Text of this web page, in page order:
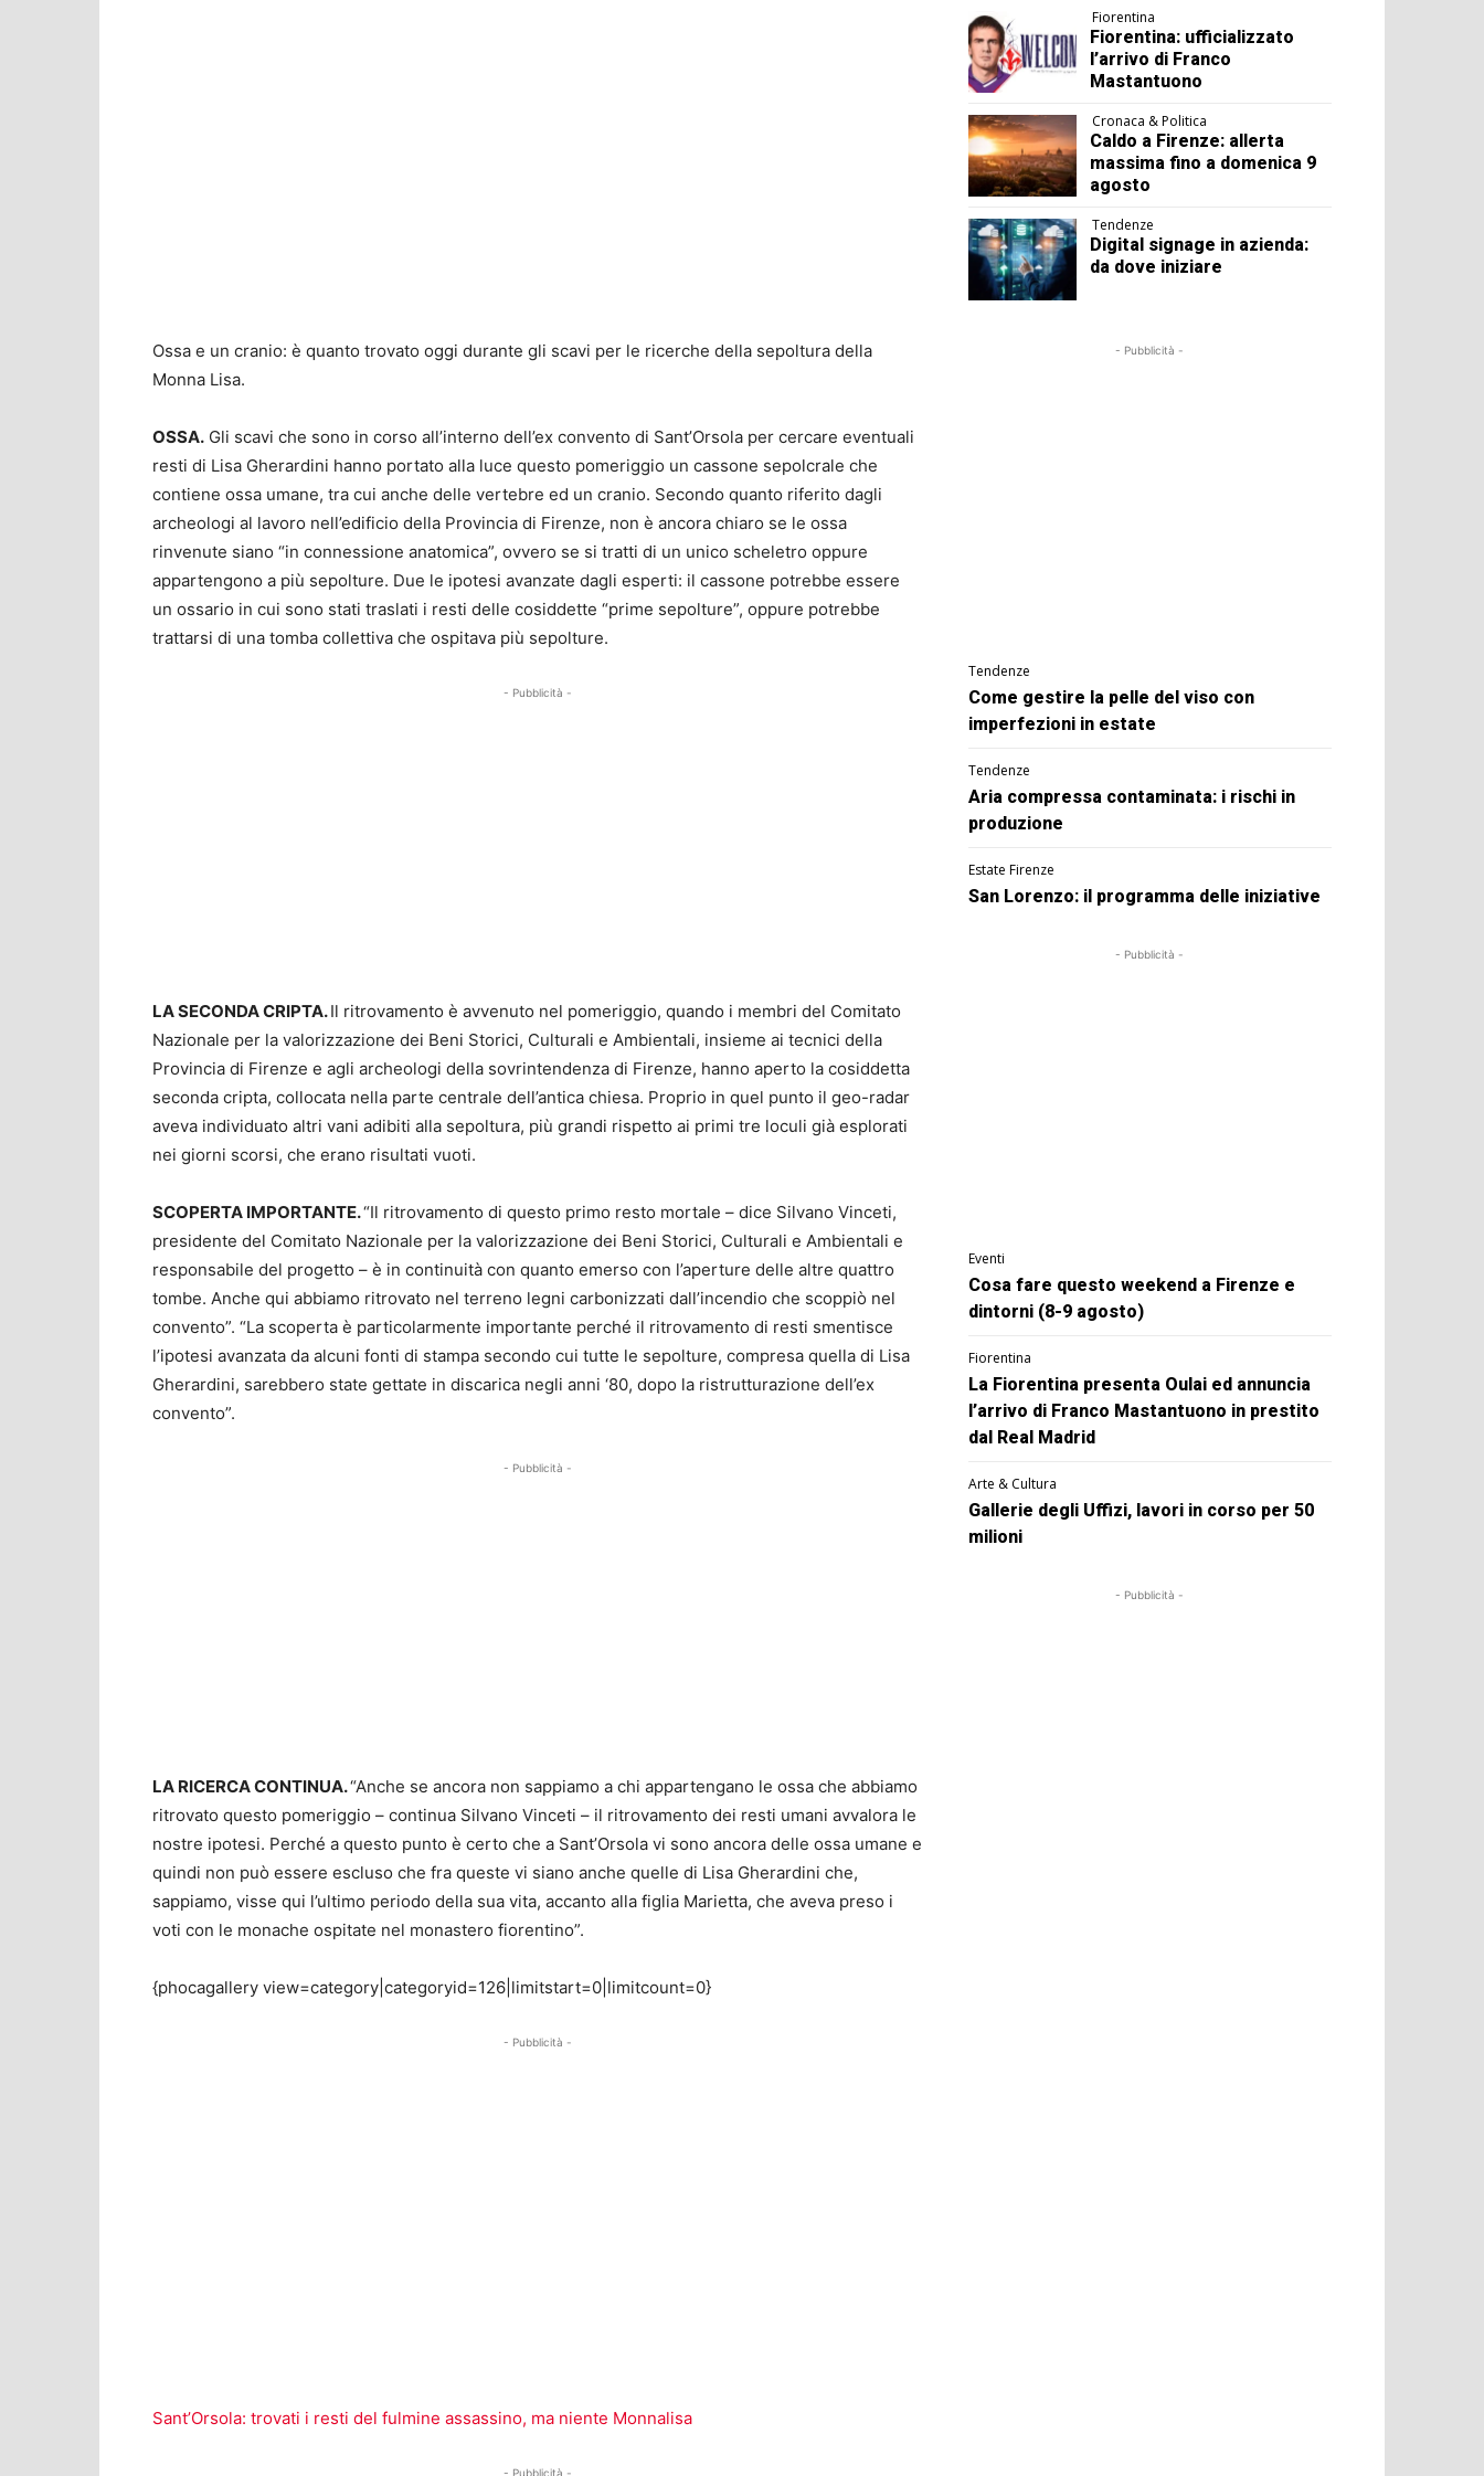
Ossa e un cranio: è quanto trovato oggi durante gli scavi per le ricerche della sepoltura della
Monna Lisa.
OSSA. Gli scavi che sono in corso all’interno dell’ex convento di Sant’Orsola per cercare eventuali
resti di Lisa Gherardini hanno portato alla luce questo pomeriggio un cassone sepolcrale che
contiene ossa umane, tra cui anche delle vertebre ed un cranio. Secondo quanto riferito dagli
archeologi al lavoro nell’edificio della Provincia di Firenze, non è ancora chiaro se le ossa
rinvenute siano “in connessione anatomica”, ovvero se si tratti di un unico scheletro oppure
appartengono a più sepolture. Due le ipotesi avanzate dagli esperti: il cassone potrebbe essere
un ossario in cui sono stati traslati i resti delle cosiddette “prime sepolture”, oppure potrebbe
trattarsi di una tomba collettiva che ospitava più sepolture.
- Pubblicità -
LA SECONDA CRIPTA.Il ritrovamento è avvenuto nel pomeriggio, quando i membri del Comitato
Nazionale per la valorizzazione dei Beni Storici, Culturali e Ambientali, insieme ai tecnici della
Provincia di Firenze e agli archeologi della sovrintendenza di Firenze, hanno aperto la cosiddetta
seconda cripta, collocata nella parte centrale dell’antica chiesa. Proprio in quel punto il geo-radar
aveva individuato altri vani adibiti alla sepoltura, più grandi rispetto ai primi tre loculi già esplorati
nei giorni scorsi, che erano risultati vuoti.
SCOPERTA IMPORTANTE.“Il ritrovamento di questo primo resto mortale – dice Silvano Vinceti,
presidente del Comitato Nazionale per la valorizzazione dei Beni Storici, Culturali e Ambientali e
responsabile del progetto – è in continuità con quanto emerso con l’aperture delle altre quattro
tombe. Anche qui abbiamo ritrovato nel terreno legni carbonizzati dall’incendio che scoppiò nel
convento”. “La scoperta è particolarmente importante perché il ritrovamento di resti smentisce
l’ipotesi avanzata da alcuni fonti di stampa secondo cui tutte le sepolture, compresa quella di Lisa
Gherardini, sarebbero state gettate in discarica negli anni ‘80, dopo la ristrutturazione dell’ex
convento”.
- Pubblicità -
LA RICERCA CONTINUA.“Anche se ancora non sappiamo a chi appartengano le ossa che abbiamo
ritrovato questo pomeriggio – continua Silvano Vinceti – il ritrovamento dei resti umani avvalora le
nostre ipotesi. Perché a questo punto è certo che a Sant’Orsola vi sono ancora delle ossa umane e
quindi non può essere escluso che fra queste vi siano anche quelle di Lisa Gherardini che,
sappiamo, visse qui l’ultimo periodo della sua vita, accanto alla figlia Marietta, che aveva preso i
voti con le monache ospitate nel monastero fiorentino”.
{phocagallery view=category|categoryid=126|limitstart=0|limitcount=0}
- Pubblicità -
Sant’Orsola: trovati i resti del fulmine assassino, ma niente Monnalisa
- Pubblicità -
Fiorentina
Fiorentina: ufficializzato
l’arrivo di Franco
Mastantuono
Cronaca & Politica
Caldo a Firenze: allerta
massima fino a domenica 9
agosto
Tendenze
Digital signage in azienda:
da dove iniziare
- Pubblicità -
Tendenze
Come gestire la pelle del viso con
imperfezioni in estate
Tendenze
Aria compressa contaminata: i rischi in
produzione
Estate Firenze
San Lorenzo: il programma delle iniziative
- Pubblicità -
Eventi
Cosa fare questo weekend a Firenze e
dintorni (8-9 agosto)
Fiorentina
La Fiorentina presenta Oulai ed annuncia
l’arrivo di Franco Mastantuono in prestito
dal Real Madrid
Arte & Cultura
Gallerie degli Uffizi, lavori in corso per 50
milioni
- Pubblicità -